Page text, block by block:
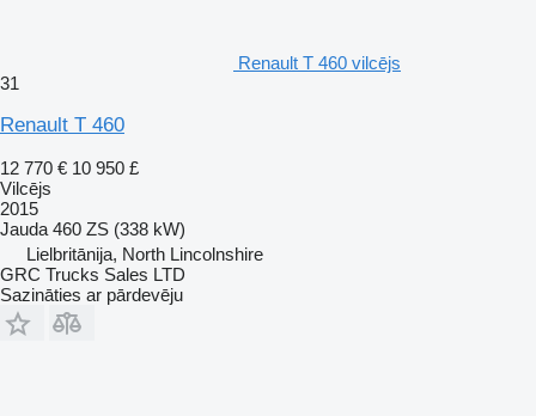
Renault T 460 vilcējs
31
Renault T 460
12 770 € 10 950 £
Vilcējs
2015
Jauda 460 ZS (338 kW)
Lielbritānija, North Lincolnshire
GRC Trucks Sales LTD
Sazināties ar pārdevēju